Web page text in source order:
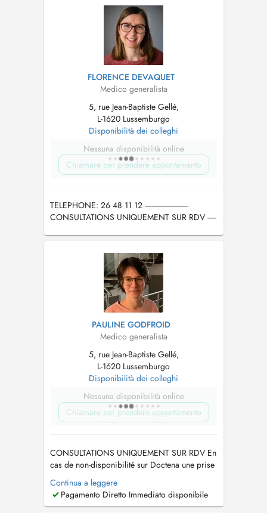
FLORENCE DEVAQUET
Medico generalista
5, rue Jean-Baptiste Gellé,
L-1620 Lussemburgo
Disponibilità dei colleghi
Nessuna disponibilità online
Chiamare per prendere appuntamento
TELEPHONE: 26 48 11 12 ------------------------
CONSULTATIONS UNIQUEMENT SUR RDV -----
PAULINE GODFROID
Medico generalista
5, rue Jean-Baptiste Gellé,
L-1620 Lussemburgo
Disponibilità dei colleghi
Nessuna disponibilità online
Chiamare per prendere appuntamento
CONSULTATIONS UNIQUEMENT SUR RDV En
cas de non-disponibilité sur Doctena une prise
de RDV urgente reste éventuellement possible
en appelant le secretariat au 26 48 11 12. If
there is no availability on Doctena you might try
Continua a leggere
Pagamento Diretto Immediato disponibile